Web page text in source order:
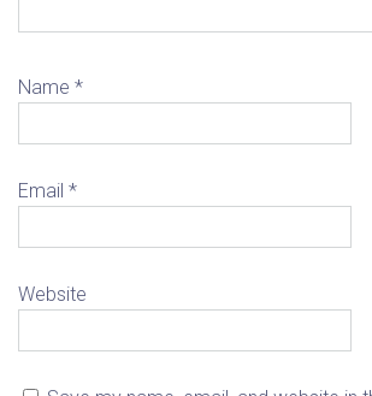
Name *
Email *
Website